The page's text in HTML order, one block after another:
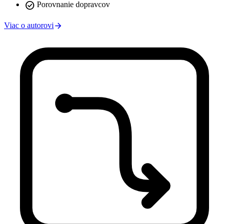
check_circle Porovnanie dopravcov
Viac o autorovi arrow_forward